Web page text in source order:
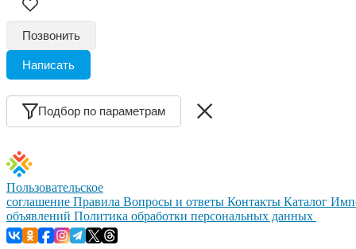
Позвонить
Написать
Подбор по параметрам
Пользовательское
соглашение Правила Вопросы и ответы Контакты Каталог
объявлений Политика обработки персональных данных